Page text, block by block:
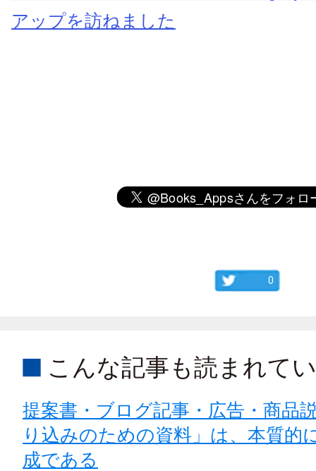
アップを訪ねました
0
こんな記事も読まれて
提案書・ブログ記事・広告・商品
り込みのための資料」は、本質的
成である